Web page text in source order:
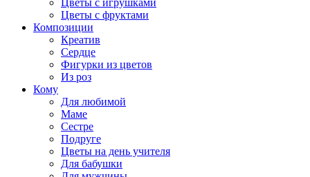
Цветы с игрушками
Цветы с фруктами
Композиции
Креатив
Сердце
Фигурки из цветов
Из роз
Кому
Для любимой
Маме
Сестре
Подруге
Цветы на день учителя
Для бабушки